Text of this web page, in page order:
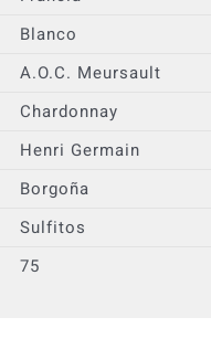
Blanco
A.O.C. Meursault
Chardonnay
Henri Germain
Borgoña
Sulfitos
75